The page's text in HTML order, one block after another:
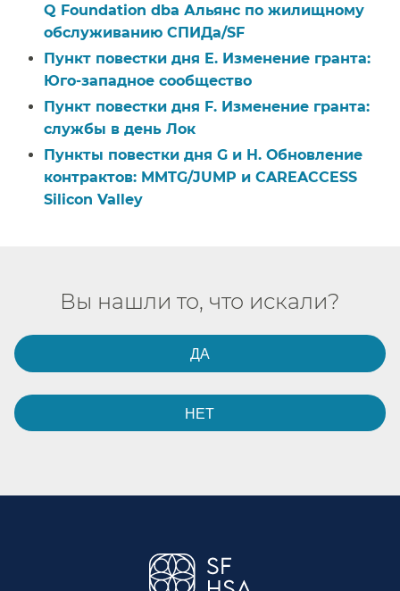
Q Foundation dba Альянс по жилищному
обслуживанию СПИДа/SF​​
Пункт повестки дня E. Изменение гранта:
Юго-западное сообщество​​
Пункт повестки дня F. Изменение гранта:
службы в день Лок​​
Пункты повестки дня G и H. Обновление
контрактов: MMTG/JUMP и CAREACCESS
Silicon Valley​​
Вы нашли то, что искали?​​
ДА​​
НЕТ​​